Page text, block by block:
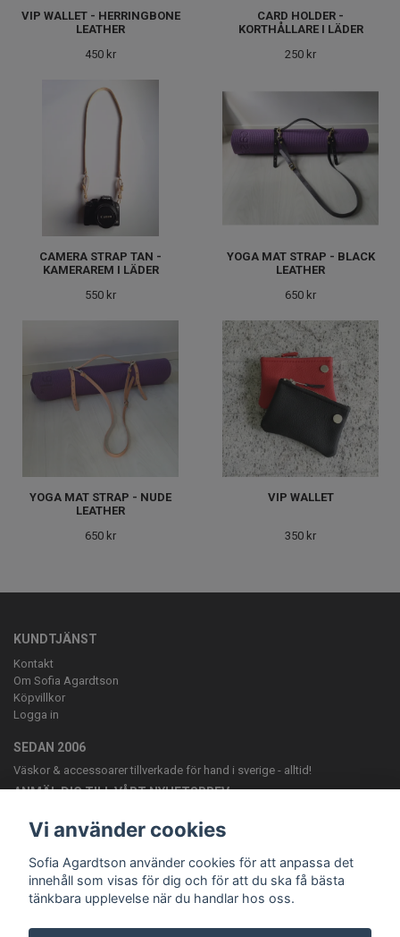
VIP WALLET - HERRINGBONE
LEATHER
450 kr
CARD HOLDER -
KORTHÅLLARE I LÄDER
250 kr
CAMERA STRAP TAN -
KAMERAREM I LÄDER
550 kr
YOGA MAT STRAP - BLACK
LEATHER
650 kr
YOGA MAT STRAP - NUDE
LEATHER
650 kr
VIP WALLET
350 kr
KUNDTJÄNST
Kontakt
Om Sofia Agardtson
Köpvillkor
Logga in
SEDAN 2006
Väskor & accessoarer tillverkade för hand i sverige - alltid!
ANMÄL DIG TILL VÅRT NYHETSBREV
Vi använder cookies
Sofia Agardtson använder cookies för att anpassa det
innehåll som visas för dig och för att du ska få bästa
tänkbara upplevelse när du handlar hos oss.